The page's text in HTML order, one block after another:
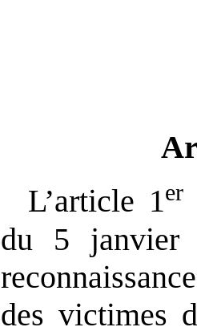
L’article 1er
du 5 janvier
des victimes